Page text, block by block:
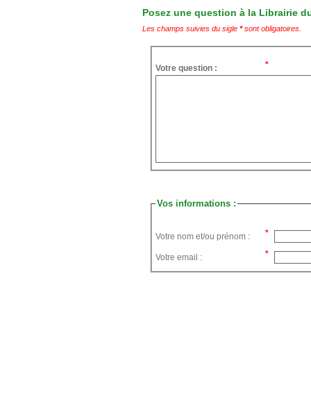
Posez une question à la Librairie
Les champs suivies du sigle *sont obligatoires.
Votre question :
Vos informations :
Votre nom et/ou prénom :
Votre email :